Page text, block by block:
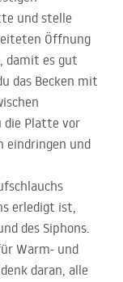
und stelle
Öffnung
damit es gut
das Becken mit
die Platte vor
eindringen und
erledigt ist,
des Siphons.
Warm- und
daran, alle